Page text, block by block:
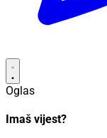
Oglas
Imaš vijest?